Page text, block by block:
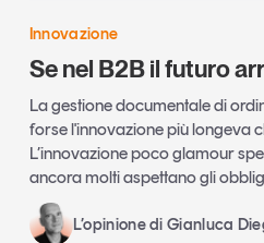
Innovazione
Se nel B2B il futuro
La gestione documentale di
forse l'innovazione più longeva
L’innovazione poco glamour
ancora molti aspettano gli
L’opinione di Gianluca